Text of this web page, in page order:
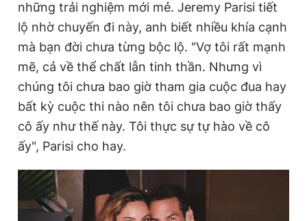
những trải nghiệm mới mẻ. Jeremy Parisi tiết
lộ nhờ chuyến đi này, anh biết nhiều khía cạnh
mà bạn đời chưa từng bộc lộ. "Vợ tôi rất mạnh
mẽ, cả về thể chất lẫn tinh thần. Nhưng vì
chúng tôi chưa bao giờ tham gia cuộc đua hay
bất kỳ cuộc thi nào nên tôi chưa bao giờ thấy
cô ấy như thế này. Tôi thực sự tự hào về cô
ấy", Parisi cho hay.